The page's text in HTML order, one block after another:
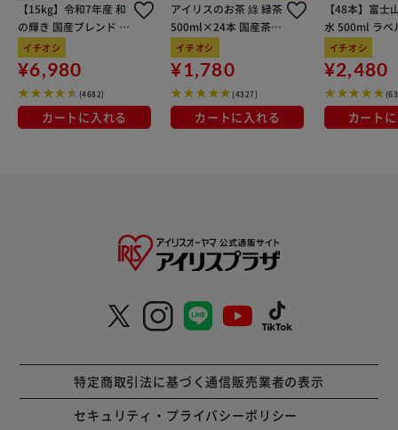
【15kg】令和7年産 和
の輝き 国産ブレンド 5
kg×3袋
イチオシ
¥6,980
(4682)
カートに入れる
アイリスのお茶 綠 緑茶
500ml×24本 国産茶葉
100％使用
イチオシ
¥1,780
(4327)
カートに入れる
【48本】富士
水 500ml ラベ
イチオシ
¥2,480
カート
特定商取引法に基づく通信販売業者の表示
セキュリティ・プライバシーポリシー